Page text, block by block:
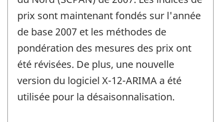
prix sont maintenant fondés sur l'année
de base 2007 et les méthodes de
pondération des mesures des prix ont
été révisées. De plus, une nouvelle
version du logiciel X-12-ARIMA a été
utilisée pour la désaisonnalisation.